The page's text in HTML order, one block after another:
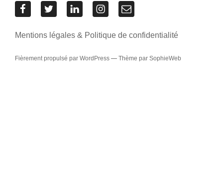
Res
Urbanae
sur
Res
Urbanae
sur
Res
Urbanae
sur
Res
Urbanae
sur
Contacter
l’équipe
Res
Mentions légales & Politique de confidentialité
Fièrement propulsé par WordPress — Thème par SophieWeb